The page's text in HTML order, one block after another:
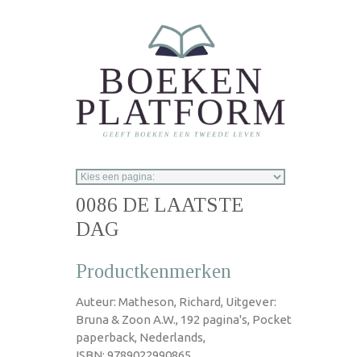
0086 DE LAATSTE
DAG
Productkenmerken
Auteur: Matheson, Richard, Uitgever:
Bruna & Zoon A.W., 192 pagina's, Pocket
paperback, Nederlands,